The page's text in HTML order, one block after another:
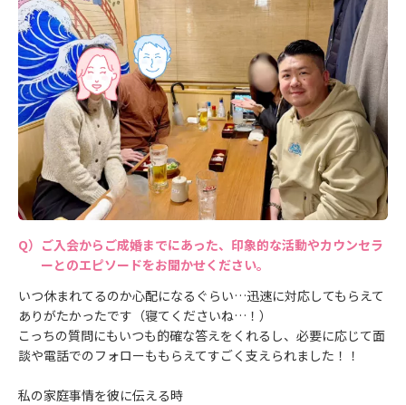
ご入会からご成婚までにあった、印象的な活動やカウンセラ
ーとのエピソードをお聞かせください。
いつ休まれてるのか心配になるぐらい…迅速に対応してもらえて
ありがたかったです（寝てくださいね…！）
こっちの質問にもいつも的確な答えをくれるし、必要に応じて面
談や電話でのフォローももらえてすごく支えられました！！
私の家庭事情を彼に伝える時